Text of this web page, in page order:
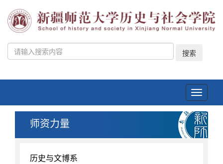
搜索
Toggle
师资力量
历史与文博系